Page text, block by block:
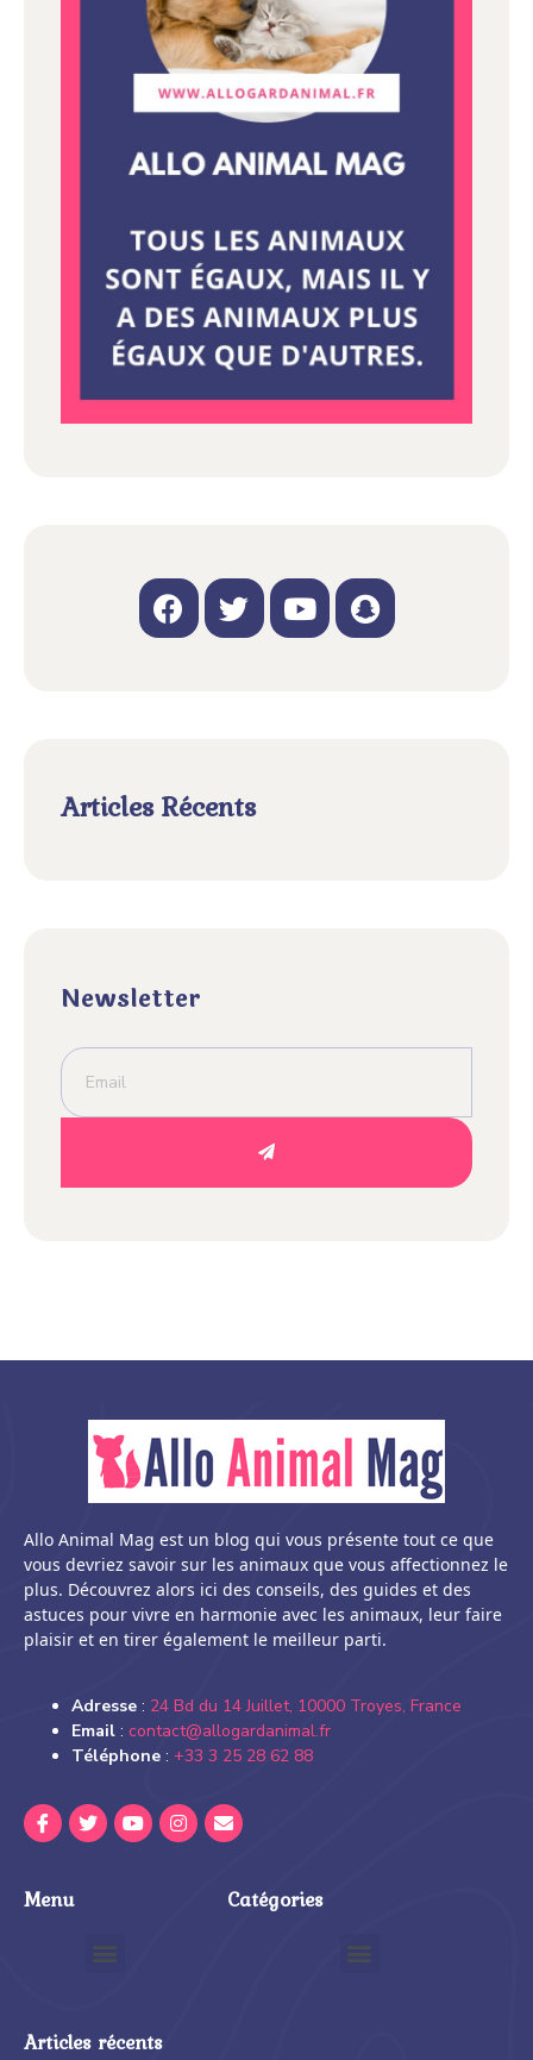
Articles Récents
Newsletter
Allo Animal Mag est un blog qui vous présente tout ce que
vous devriez savoir sur les animaux que vous affectionnez le
plus. Découvrez alors ici des conseils, des guides et des
astuces pour vivre en harmonie avec les animaux, leur faire
plaisir et en tirer également le meilleur parti.
Adresse : 24 Bd du 14 Juillet, 10000 Troyes, France
Email : contact@allogardanimal.fr
Téléphone : +33 3 25 28 62 88
Menu Catégories
Articles récents